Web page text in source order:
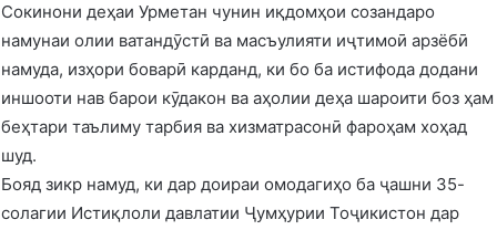
Сокинони деҳаи Урметан чунин иқдомҳои созандаро
намунаи олии ватандӯстӣ ва масъулияти иҷтимоӣ арзёбӣ
намуда, изҳори боварӣ карданд, ки бо ба истифода додани
иншооти нав барои кӯдакон ва аҳолии деҳа шароити боз ҳам
беҳтари таълиму тарбия ва хизматрасонӣ фароҳам хоҳад
шуд.
Бояд зикр намуд, ки дар доираи омодагиҳо ба ҷашни 35-
солагии Истиқлоли давлатии Ҷумҳурии Тоҷикистон дар